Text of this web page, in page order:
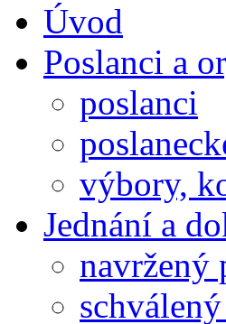
Úvod
Poslanci a
poslanci
výbory,
Jednání a
navržený